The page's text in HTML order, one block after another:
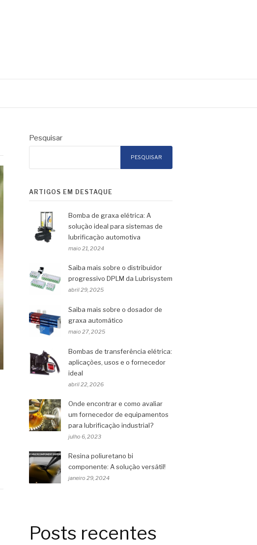
Pesquisar
PESQUISAR
ARTIGOS EM DESTAQUE
Bomba de graxa elétrica: A
solução ideal para sistemas de
lubrificação automotiva
maio 21, 2024
Saiba mais sobre o distribuidor
progressivo DPLM da Lubrisystem
abril 29, 2025
Saiba mais sobre o dosador de
graxa automático
maio 27, 2025
Bombas de transferência elétrica:
aplicações, usos e o fornecedor
ideal
abril 22, 2026
Onde encontrar e como avaliar
um fornecedor de equipamentos
para lubrificação industrial?
julho 6, 2023
Resina poliuretano bi
componente: A solução versátil!
janeiro 29, 2024
Posts recentes